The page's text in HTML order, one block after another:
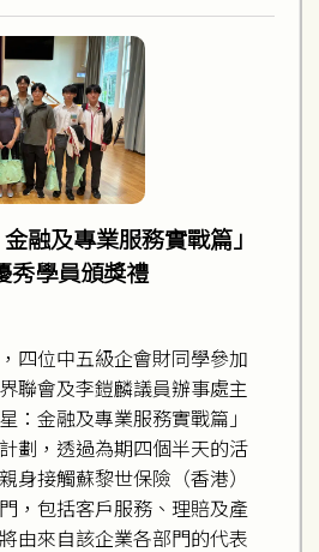
金融及專業服務實戰篇」
秀學員頒獎禮
四位中五級企會財同學參加
聯會及李鎧麟議員辦事處主
：金融及專業服務實戰篇」
劃，透過為期四個半天的活
身接觸蘇黎世保險（香港）
，包括客戶服務、理賠及產
由來自該企業各部門的代表